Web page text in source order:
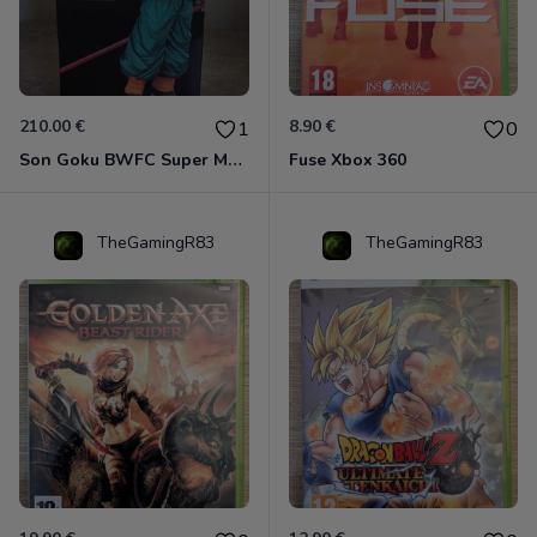
210.00 € 1
Son Goku BWFC Super Master Stars
8.90 € 0
Fuse Xbox 360
TheGamingR83 TheGamingR83